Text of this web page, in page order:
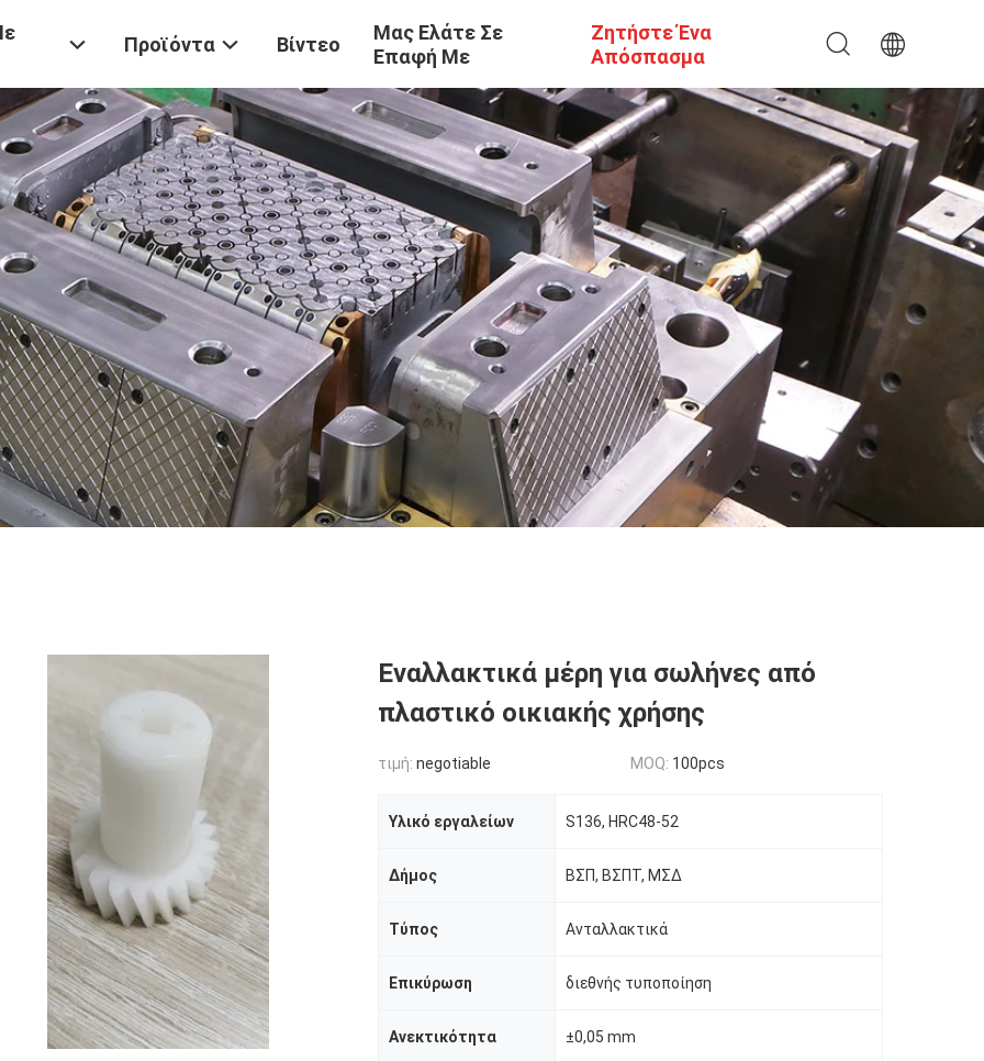
Προϊόντα Βίντεο
Μας Ελάτε Σε
Επαφή Με
Ζητήστε Ένα
Απόσπασμα
Εναλλακτικά μέρη για σωλήνες από
πλαστικό οικιακής χρήσης
τιμή: negotiable MOQ: 100pcs
Υλικό εργαλείων S136, HRC48-52
Δήμος ΒΣΠ, ΒΣΠΤ, ΜΣΔ
Τύπος Ανταλλακτικά
Επικύρωση διεθνής τυποποίηση
Ανεκτικότητα ±0,05 mm